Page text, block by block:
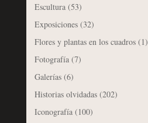
Escultura(53)
Exposiciones(32)
Flores y plantas en los cuadros(1)
Fotografía(7)
Galerías(6)
Historias olvidadas(202)
Iconografía(100)